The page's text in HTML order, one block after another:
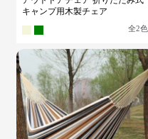
キャンプ用木製チェア
全2色